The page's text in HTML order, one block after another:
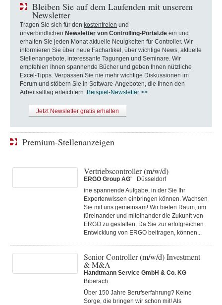
Bleiben Sie auf dem Laufenden mit unserem
Newsletter
Tragen Sie sich für den kostenfreien und
unverbindlichen Newsletter von Controlling-Portal.de ein und
erhalten Sie jeden Monat aktuelle Neuigkeiten für Controller. Wir
informieren Sie über neue Fachartikel, über wichtige News, aktuelle
Stellenangebote, interessante Tagungen und Seminare. Wir
empfehlen Ihnen spannende Bücher und geben Ihnen nützliche
Excel-Tipps. Verpassen Sie nie mehr wichtige Diskussionen im
Forum und stöbern Sie in Software-Angeboten, die Ihnen den
Arbeitsalltag erleichtern. Beispiel-Newsletter >>
Jetzt Newsletter gratis erhalten
Premium-Stellenanzeigen
Vertriebscontroller (m/w/d)
ERGO Group AG'
Düsseldorf
ine spannende Aufgabe, in der Sie Ihr
Expertenwissen einbringen können. Wachsen
Sie mit uns gemeinsam! Wir bieten Raum, um
füreinander und miteinander die Zukunft von
ERGO zu gestalten. Da Sie zur erfolgreichen
Entwicklung von ERGO beitragen, können...
Senior Controller (m/w/d) Investment
& M&A
Handtmann Service GmbH & Co. KG
Biberach
Über 150 Jahre Berufserfahrung? Keine
Sorge, die bringen wir schon mit! Als